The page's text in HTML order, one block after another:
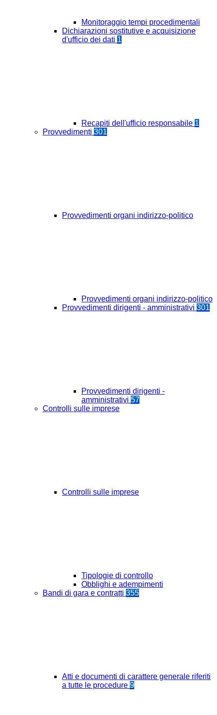
Monitoraggio tempi procedimentali
Dichiarazioni sostitutive e acquisizione
d'ufficio dei dati 1
Recapiti dell'ufficio responsabile 1
Provvedimenti 301
Provvedimenti organi indirizzo-politico
Provvedimenti organi indirizzo-politico
Provvedimenti dirigenti - amministrativi 301
Provvedimenti dirigenti -
amministrativi 57
Controlli sulle imprese
Controlli sulle imprese
Tipologie di controllo
Obblighi e adempimenti
Bandi di gara e contratti 355
Atti e documenti di carattere generale riferiti
a tutte le procedure 9